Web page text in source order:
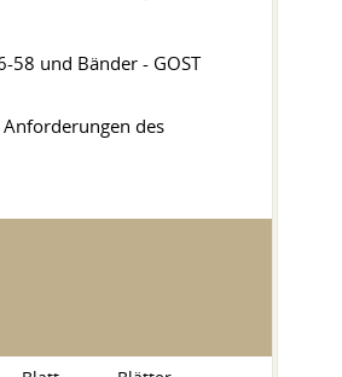
58 und Bänder - GOST
des